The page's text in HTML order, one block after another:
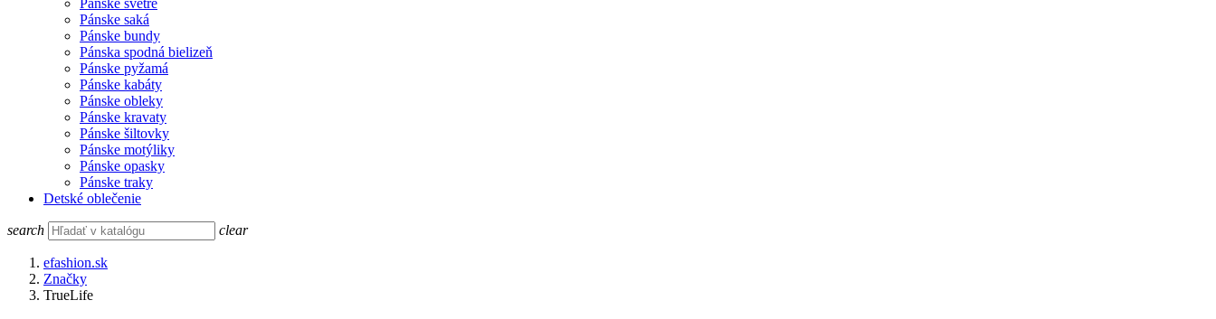
Pánske svetre
Pánske saká
Pánske bundy
Pánska spodná bielizeň
Pánske pyžamá
Pánske kabáty
Pánske obleky
Pánske kravaty
Pánske šiltovky
Pánske motýliky
Pánske opasky
Pánske traky
Detské oblečenie
search clear
efashion.sk
Značky
TrueLife